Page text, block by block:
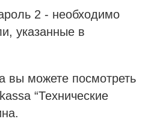
2 - необходимо
указанные в
вы можете посмотреть
“Технические